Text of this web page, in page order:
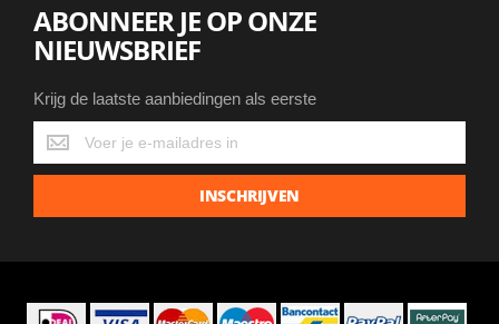
ABONNEER JE OP ONZE
NIEUWSBRIEF
Krijg de laatste aanbiedingen als eerste
Krijg
de
laatste
INSCHRIJVEN